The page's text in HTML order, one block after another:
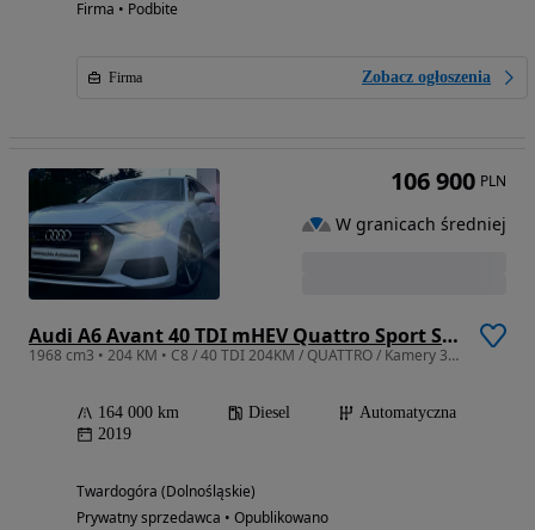
Firma • Podbite
Firma Zobacz ogłoszenia
Audi A6 Avant 40 TDI mHEV Quattro Sport S tronic
1968 cm3 • 204 KM • C8 / 40 TDI 204KM / QUATTRO / Kamery 360 / BangOlufsen / VirtualCockp/
164 000 km Diesel
Automatyczna
2019
Twardogóra (Dolnośląskie)
Prywatny sprzedawca • Opublikowano
106 900 PLN
W granicach średniej